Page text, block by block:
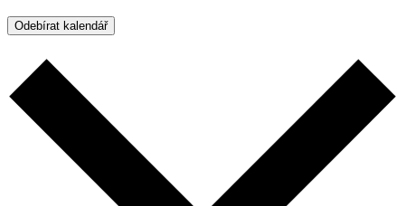
Odebírat kalendář